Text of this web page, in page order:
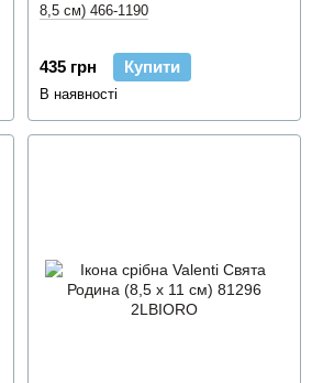
8,5 см) 466-1190
435 грн Купити
В наявності